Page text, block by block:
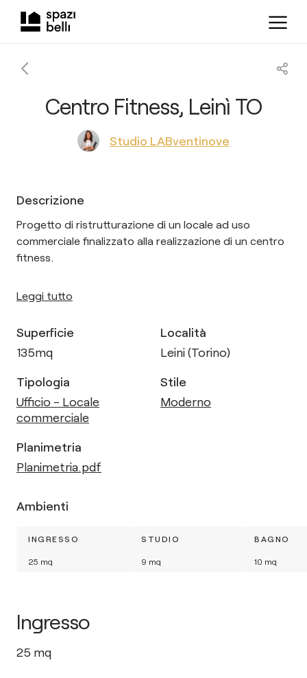
Centro Fitness, Leinì TO
Studio LABventinove
Descrizione
Progetto di ristrutturazione di un locale ad uso
commerciale finalizzato alla realizzazione di un centro
fitness.
Leggi tutto
Superficie
135mq
Località
Leini (Torino)
Tipologia
Ufficio - Locale
commerciale
Stile
Moderno
Planimetria
Planimetria.pdf
Ambienti
INGRESSO
25 mq
STUDIO
9 mq
BAGNO
10 mq
Ingresso
25 mq